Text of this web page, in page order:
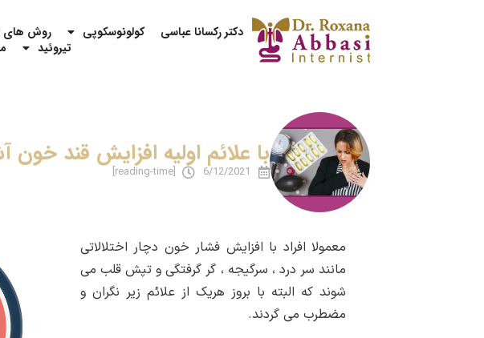
دکتر رکسانا عباسی کولونوسکوپی روش های
تیروئید
با علائم اولیه افزایش قند خون
6/12/2021
[reading-time]
معمولا افراد با افزایش فشار خون دچار اختلالاتی
مانند سر درد ، سرگیجه ، گر گرفتگی و تپش قلب می
شوند که البته با بروز هریک از علائم زیر نگران و
مضطرب می گردند.